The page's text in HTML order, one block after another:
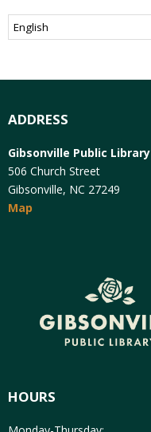
ADDRESS
Gibsonville Public Library
506 Church Street
Gibsonville, NC 27249
Map
HOURS